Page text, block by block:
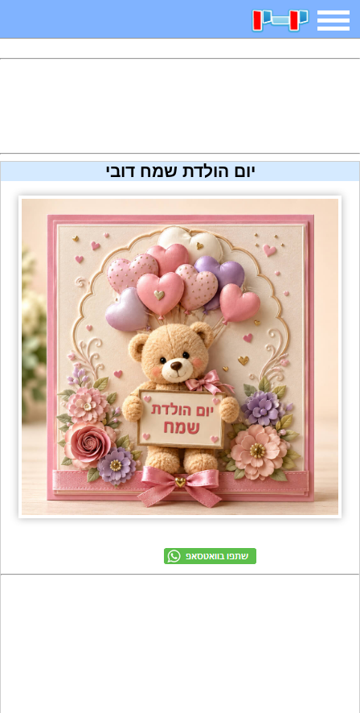
משחקים בדיחות חידות חיפוש
מדריכים פוקימון גו מצא הבדלים
משחקי בנות אשליות צביעה אונליין
טריוויה מגניבים חדשים
יום הולדת שמח דובי